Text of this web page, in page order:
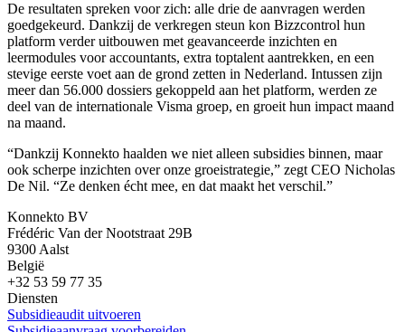
De resultaten spreken voor zich: alle drie de aanvragen werden
goedgekeurd. Dankzij de verkregen steun kon Bizzcontrol hun
platform verder uitbouwen met geavanceerde inzichten en
leermodules voor accountants, extra toptalent aantrekken, en een
stevige eerste voet aan de grond zetten in Nederland. Intussen zijn
meer dan 56.000 dossiers gekoppeld aan het platform, werden ze
deel van de internationale Visma groep, en groeit hun impact maand
na maand.
“Dankzij Konnekto haalden we niet alleen subsidies binnen, maar
ook scherpe inzichten over onze groeistrategie,” zegt CEO Nicholas
De Nil. “Ze denken écht mee, en dat maakt het verschil.”
Konnekto BV
Frédéric Van der Nootstraat 29B
9300 Aalst
België
+32 53 59 77 35
Diensten
Subsidieaudit uitvoeren